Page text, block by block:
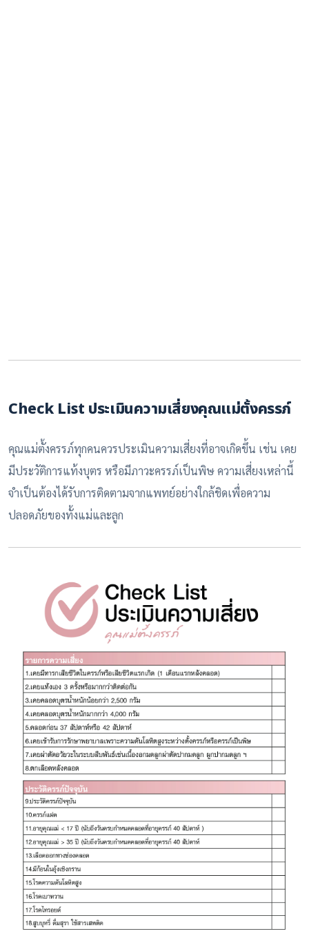
Check List ประเมินความเสี่ยงคุณแม่ตั้งครรภ์
คุณแม่ตั้งครรภ์ทุกคนควรประเมินความเสี่ยงที่อาจเกิดขึ้น เช่น เคย
มีประวัติการแท้งบุตร หรือมีภาวะครรภ์เป็นพิษ ความเสี่ยงเหล่านี้
จำเป็นต้องได้รับการติดตามจากแพทย์อย่างใกล้ชิดเพื่อความ
ปลอดภัยของทั้งแม่และลูก